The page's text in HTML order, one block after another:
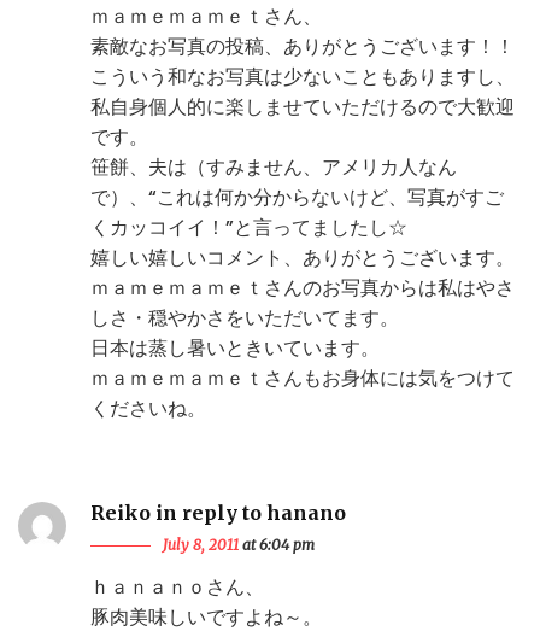
ｍａｍｅｍａｍｅｔさん、
素敵なお写真の投稿、ありがとうございます！！
こういう和なお写真は少ないこともありますし、
私自身個人的に楽しませていただけるので大歓迎
です。
笹餅、夫は（すみません、アメリカ人なん
で）、“これは何か分からないけど、写真がすご
くカッコイイ！”と言ってましたし☆
嬉しい嬉しいコメント、ありがとうございます。
ｍａｍｅｍａｍｅｔさんのお写真からは私はやさ
しさ・穏やかさをいただいてます。
日本は蒸し暑いときいています。
ｍａｍｅｍａｍｅｔさんもお身体には気をつけて
くださいね。
Reiko in reply to hanano
July 8, 2011 at 6:04 pm
ｈａｎａｎｏさん、
豚肉美味しいですよね～。